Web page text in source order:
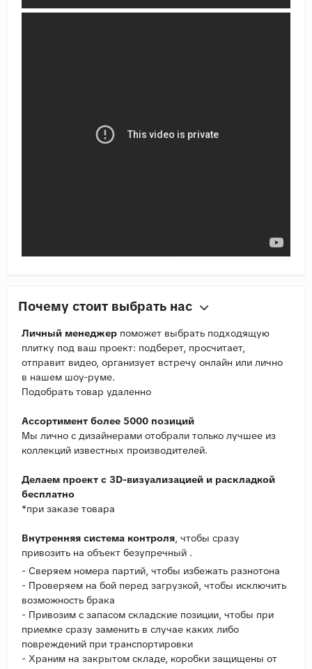
Почему стоит выбрать нас
Личный менеджер поможет выбрать подходящую
плитку под ваш проект: подберет, просчитает,
отправит видео, организует встречу онлайн или лично
в нашем шоу-руме.
Подобрать товар удаленно
Ассортимент более 5000 позиций
Мы лично с дизайнерами отобрали только лучшее из
коллекций известных производителей.
Делаем проект с 3D-визуализацией и раскладкой
бесплатно
*при заказе товара
Внутренняя система контроля, чтобы сразу
привозить на объект безупречный .
- Сверяем номера партий, чтобы избежать разнотона
- Проверяем на бой перед загрузкой, чтобы исключить
возможность брака
- Привозим с запасом складские позиции, чтобы при
приемке сразу заменить в случае каких либо
повреждений при транспортировки
- Храним на закрытом складе, коробки защищены от